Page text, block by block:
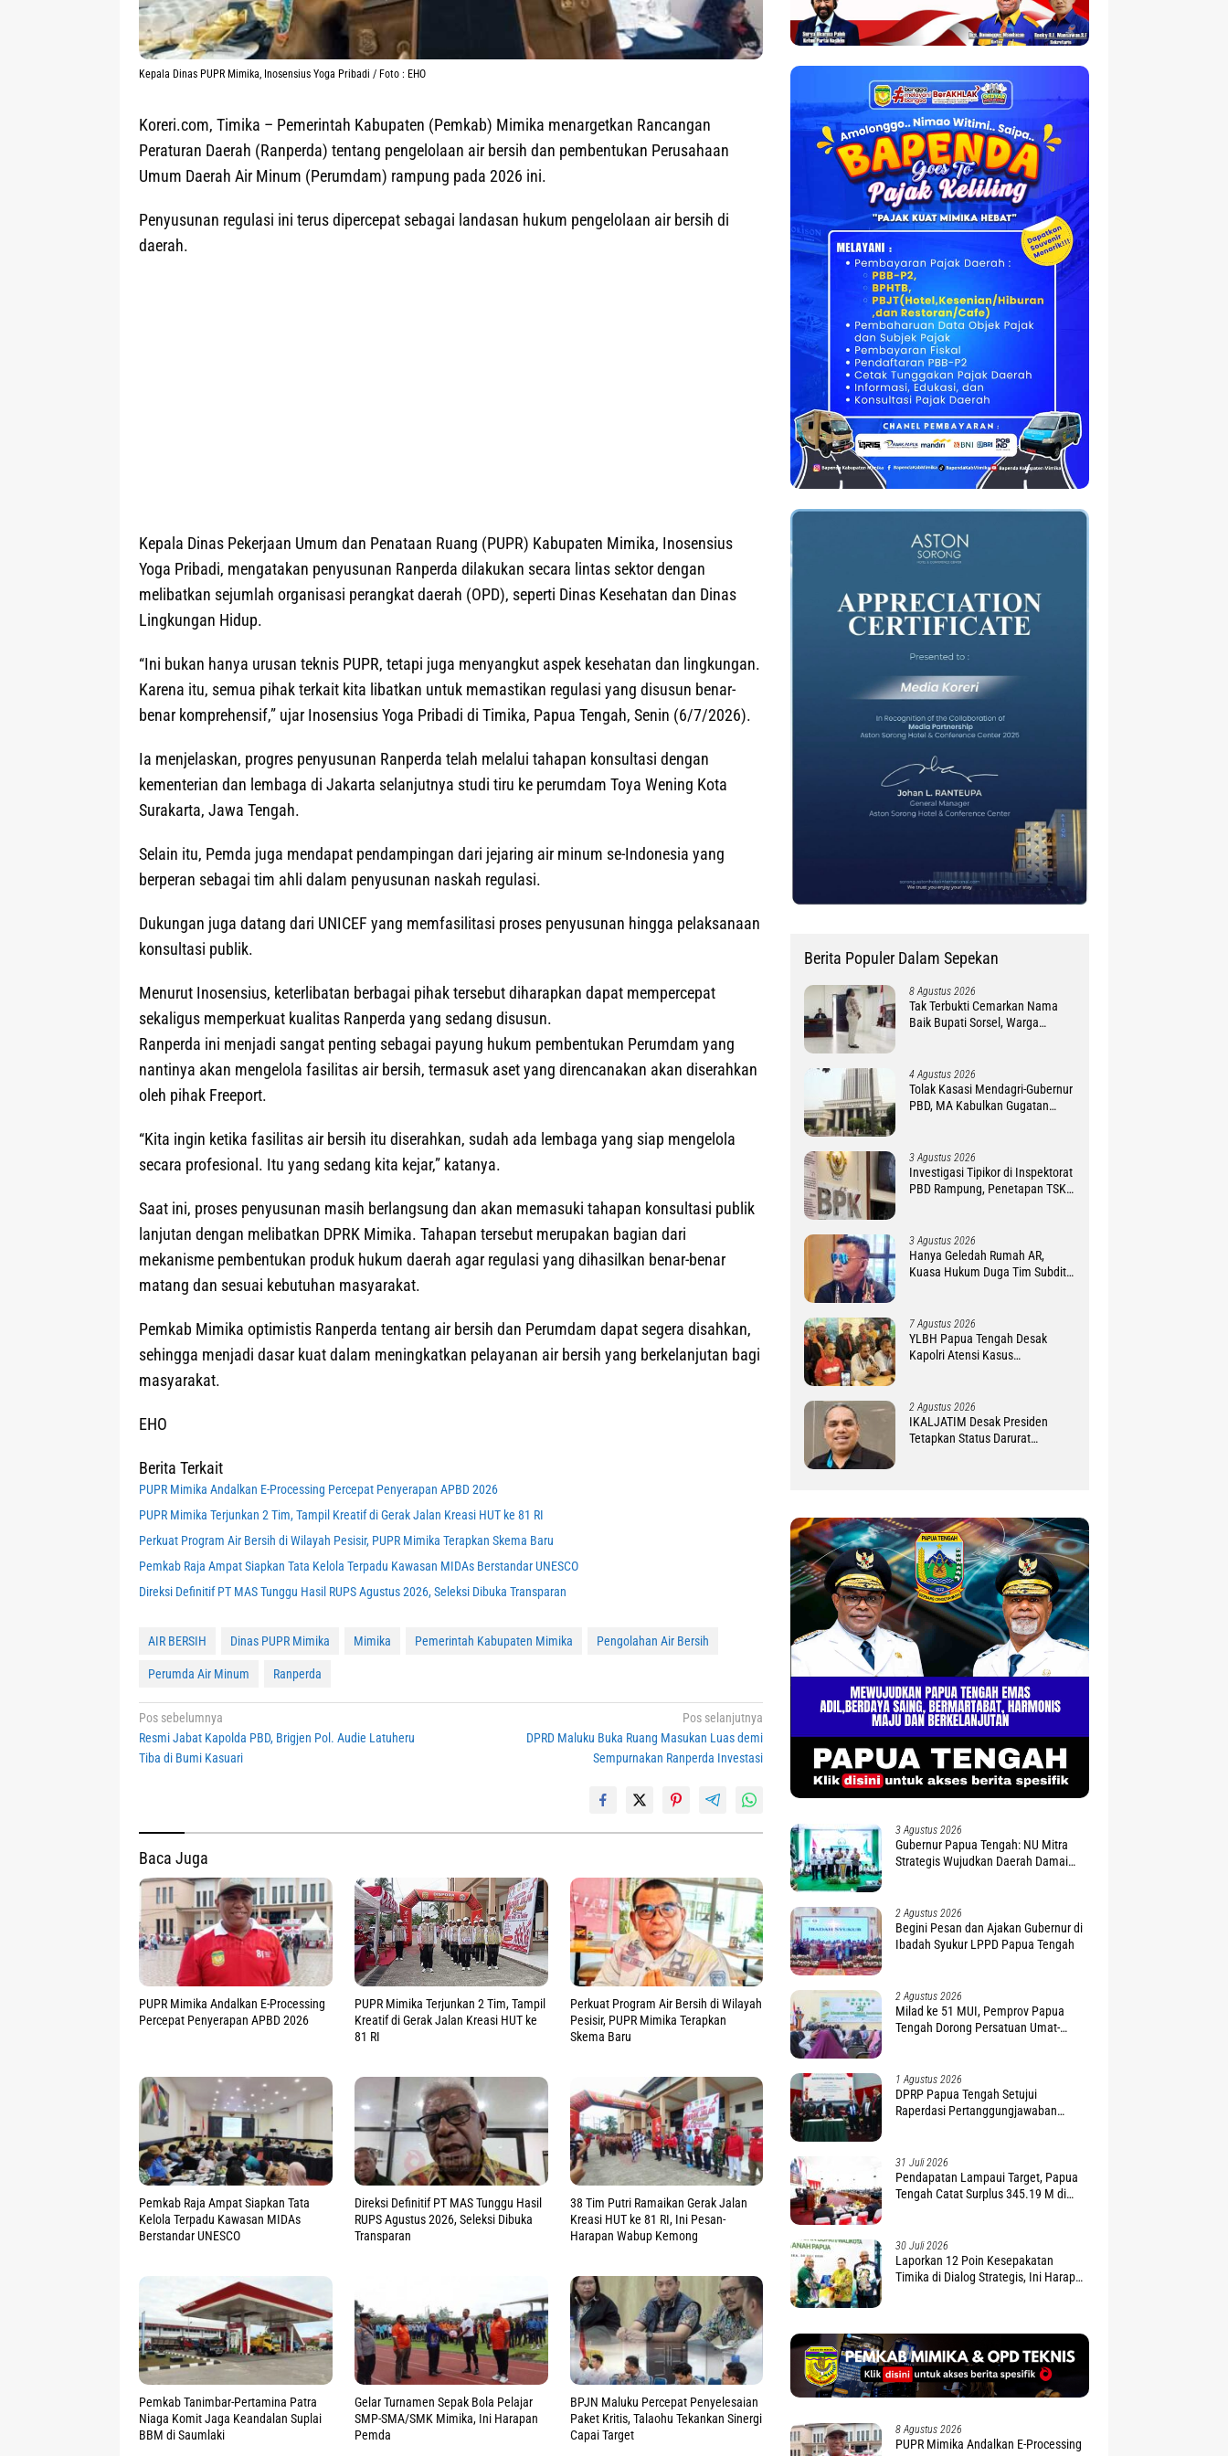
Kepala Dinas PUPR Mimika, Inosensius Yoga Pribadi / Foto : EHO
Koreri.com, Timika – Pemerintah Kabupaten (Pemkab) Mimika menargetkan Rancangan
Peraturan Daerah (Ranperda) tentang pengelolaan air bersih dan pembentukan Perusahaan
Umum Daerah Air Minum (Perumdam) rampung pada 2026 ini.
Penyusunan regulasi ini terus dipercepat sebagai landasan hukum pengelolaan air bersih di
daerah.
Kepala Dinas Pekerjaan Umum dan Penataan Ruang (PUPR) Kabupaten Mimika, Inosensius
Yoga Pribadi, mengatakan penyusunan Ranperda dilakukan secara lintas sektor dengan
melibatkan sejumlah organisasi perangkat daerah (OPD), seperti Dinas Kesehatan dan Dinas
Lingkungan Hidup.
“Ini bukan hanya urusan teknis PUPR, tetapi juga menyangkut aspek kesehatan dan lingkungan.
Karena itu, semua pihak terkait kita libatkan untuk memastikan regulasi yang disusun benar-
benar komprehensif,” ujar Inosensius Yoga Pribadi di Timika, Papua Tengah, Senin (6/7/2026).
Ia menjelaskan, progres penyusunan Ranperda telah melalui tahapan konsultasi dengan
kementerian dan lembaga di Jakarta selanjutnya studi tiru ke perumdam Toya Wening Kota
Surakarta, Jawa Tengah.
Selain itu, Pemda juga mendapat pendampingan dari jejaring air minum se-Indonesia yang
berperan sebagai tim ahli dalam penyusunan naskah regulasi.
Dukungan juga datang dari UNICEF yang memfasilitasi proses penyusunan hingga pelaksanaan
konsultasi publik.
Menurut Inosensius, keterlibatan berbagai pihak tersebut diharapkan dapat mempercepat
sekaligus memperkuat kualitas Ranperda yang sedang disusun.
Ranperda ini menjadi sangat penting sebagai payung hukum pembentukan Perumdam yang
nantinya akan mengelola fasilitas air bersih, termasuk aset yang direncanakan akan diserahkan
oleh pihak Freeport.
“Kita ingin ketika fasilitas air bersih itu diserahkan, sudah ada lembaga yang siap mengelola
secara profesional. Itu yang sedang kita kejar,” katanya.
Saat ini, proses penyusunan masih berlangsung dan akan memasuki tahapan konsultasi publik
lanjutan dengan melibatkan DPRK Mimika. Tahapan tersebut merupakan bagian dari
mekanisme pembentukan produk hukum daerah agar regulasi yang dihasilkan benar-benar
matang dan sesuai kebutuhan masyarakat.
Pemkab Mimika optimistis Ranperda tentang air bersih dan Perumdam dapat segera disahkan,
sehingga menjadi dasar kuat dalam meningkatkan pelayanan air bersih yang berkelanjutan bagi
masyarakat.
EHO
Berita Terkait
PUPR Mimika Andalkan E-Processing Percepat Penyerapan APBD 2026
PUPR Mimika Terjunkan 2 Tim, Tampil Kreatif di Gerak Jalan Kreasi HUT ke 81 RI
Perkuat Program Air Bersih di Wilayah Pesisir, PUPR Mimika Terapkan Skema Baru
Pemkab Raja Ampat Siapkan Tata Kelola Terpadu Kawasan MIDAs Berstandar UNESCO
Direksi Definitif PT MAS Tunggu Hasil RUPS Agustus 2026, Seleksi Dibuka Transparan
AIR BERSIH Dinas PUPR Mimika Mimika Pemerintah Kabupaten Mimika Pengolahan Air Bersih
Perumda Air Minum Ranperda
Navigasi
pos
Pos sebelumnya
Resmi Jabat Kapolda PBD, Brigjen Pol. Audie Latuheru
Tiba di Bumi Kasuari
Pos selanjutnya
DPRD Maluku Buka Ruang Masukan Luas demi
Sempurnakan Ranperda Investasi
Baca Juga
PUPR Mimika Andalkan E-Processing
Percepat Penyerapan APBD 2026
PUPR Mimika Terjunkan 2 Tim, Tampil
Kreatif di Gerak Jalan Kreasi HUT ke
81 RI
Perkuat Program Air Bersih di Wilayah
Pesisir, PUPR Mimika Terapkan
Skema Baru
Pemkab Raja Ampat Siapkan Tata
Kelola Terpadu Kawasan MIDAs
Berstandar UNESCO
Direksi Definitif PT MAS Tunggu Hasil
RUPS Agustus 2026, Seleksi Dibuka
Transparan
38 Tim Putri Ramaikan Gerak Jalan
Kreasi HUT ke 81 RI, Ini Pesan-
Harapan Wabup Kemong
Pemkab Tanimbar-Pertamina Patra
Niaga Komit Jaga Keandalan Suplai
BBM di Saumlaki
Gelar Turnamen Sepak Bola Pelajar
SMP-SMA/SMK Mimika, Ini Harapan
Pemda
BPJN Maluku Percepat Penyelesaian
Paket Kritis, Talaohu Tekankan Sinergi
Capai Target
Berita Populer Dalam Sepekan
8 Agustus 2026
Tak Terbukti Cemarkan Nama
Baik Bupati Sorsel, Warga
4 Agustus 2026
Tolak Kasasi Mendagri-Gubernur
PBD, MA Kabulkan Gugatan
3 Agustus 2026
Investigasi Tipikor di Inspektorat
PBD Rampung, Penetapan TSK
3 Agustus 2026
Hanya Geledah Rumah AR,
Kuasa Hukum Duga Tim Subdit
7 Agustus 2026
YLBH Papua Tengah Desak
Kapolri Atensi Kasus
2 Agustus 2026
IKALJATIM Desak Presiden
Tetapkan Status Darurat
3 Agustus 2026
Gubernur Papua Tengah: NU Mitra
Strategis Wujudkan Daerah Damai
2 Agustus 2026
Begini Pesan dan Ajakan Gubernur di
Ibadah Syukur LPPD Papua Tengah
2 Agustus 2026
Milad ke 51 MUI, Pemprov Papua
Tengah Dorong Persatuan Umat-
1 Agustus 2026
DPRP Papua Tengah Setujui
Raperdasi Pertanggungjawaban
31 Juli 2026
Pendapatan Lampaui Target, Papua
Tengah Catat Surplus 345.19 M di
30 Juli 2026
Laporkan 12 Poin Kesepakatan
Timika di Dialog Strategis, Ini Harapan
8 Agustus 2026
PUPR Mimika Andalkan E-Processing